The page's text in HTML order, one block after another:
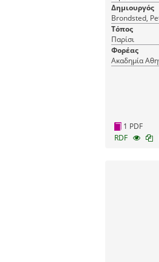
Grece
jours :
orne d'un
Δημιουργός
Brondsted,
Τόπος
Παρίσι
Φορέας
Ακαδημία
1 PDF
RDF